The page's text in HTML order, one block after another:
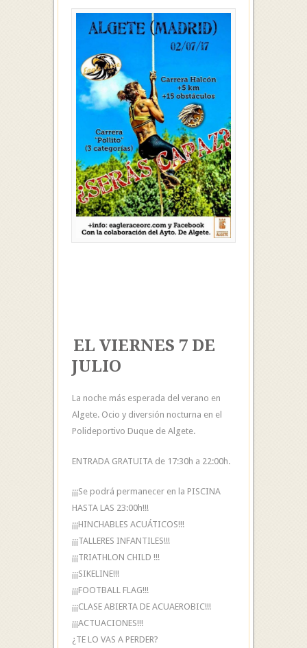
EL VIERNES 7 DE
JULIO
La noche más esperada del verano en
Algete. Ocio y diversión nocturna en el
Polideportivo Duque de Algete.
ENTRADA GRATUITA de 17:30h a 22:00h.
¡¡¡Se podrá permanecer en la PISCINA
HASTA LAS 23:00h!!!
¡¡¡HINCHABLES ACUÁTICOS!!!
¡¡¡TALLERES INFANTILES!!!
¡¡¡TRIATHLON CHILD !!!
¡¡¡SIKELINE!!!
¡¡¡FOOTBALL FLAG!!!
¡¡¡CLASE ABIERTA DE ACUAEROBIC!!!
¡¡¡ACTUACIONES!!!
¿TE LO VAS A PERDER?